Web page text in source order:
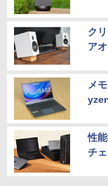
ク
ア
メ
性
チェ